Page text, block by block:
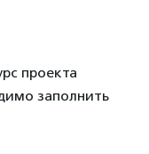
проекта
заполнить